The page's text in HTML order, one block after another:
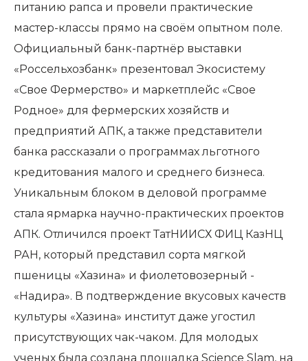
питанию рапса и провели практические
мастер-классы прямо на своём опытном поле.
Официальный банк-партнёр выставки
«Россельхозбанк» презентовал Экосистему
«Свое Фермерство» и маркетплейс «Свое
Родное» для фермерских хозяйств и
предприятий АПК, а также представители
банка рассказали о программах льготного
кредитования малого и среднего бизнеса.
Уникальным блоком в деловой программе
стала ярмарка научно-практических проектов
АПК. Отличился проект ТатНИИСХ ФИЦ КазНЦ
РАН, который представил сорта мягкой
пшеницы «Хазина» и фиолетовозерный -
«Надира». В подтверждение вкусовых качеств
культуры «Хазина» институт даже угостил
присутствующих чак-чаком. Для молодых
ученых была создана площадка Science Slam, на